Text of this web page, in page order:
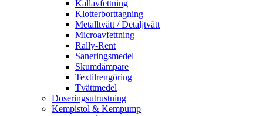
Kallavfettning
Klotterborttagning
Metalltvätt / Detaljtvätt
Microavfettning
Rally-Rent
Saneringsmedel
Skumdämpare
Textilrengöring
Tvättmedel
Doseringsutrustning
Kempistol & Kempump